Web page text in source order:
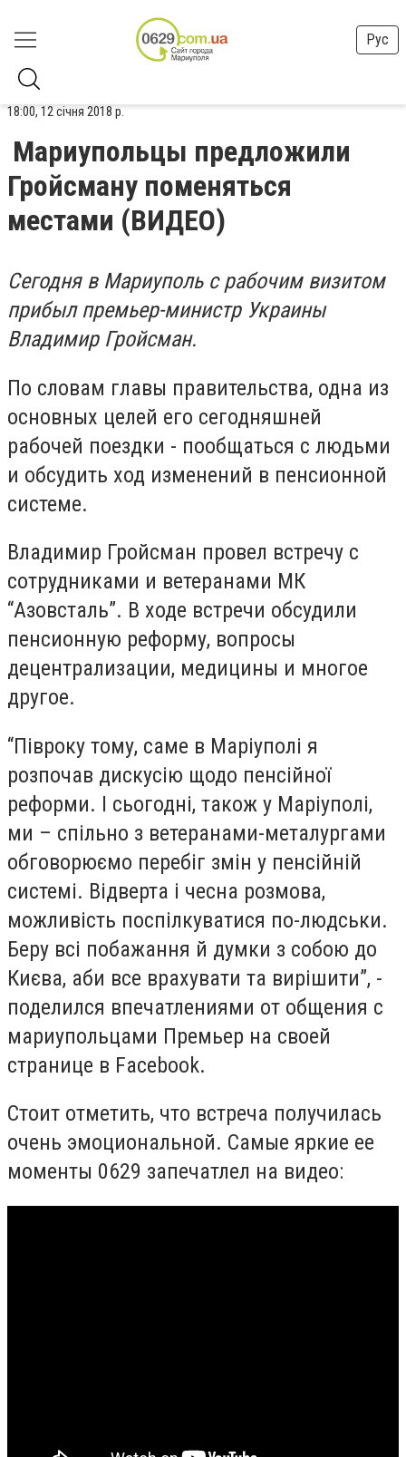
Рус
18:00, 12 січня 2018 р.
Мариупольцы предложили
Гройсману поменяться
местами (ВИДЕО)
Сегодня в Мариуполь с рабочим визитом
прибыл премьер-министр Украины
Владимир Гройсман.
По словам главы правительства, одна из
основных целей его сегодняшней
рабочей поездки - пообщаться с людьми
и обсудить ход изменений в пенсионной
системе.
Владимир Гройсман провел встречу с
сотрудниками и ветеранами МК
“Азовсталь”. В ходе встречи обсудили
пенсионную реформу, вопросы
децентрализации, медицины и многое
другое.
“Півроку тому, саме в Маріуполі я
розпочав дискусію щодо пенсійної
реформи. І сьогодні, також у Маріуполі,
ми – спільно з ветеранами-металургами
обговорюємо перебіг змін у пенсійній
системі. Відверта і чесна розмова,
можливість поспілкуватися по-людськи.
Беру всі побажання й думки з собою до
Києва, аби все врахувати та вирішити”, -
поделился впечатлениями от общения с
мариупольцами Премьер на своей
странице в Facebook.
Стоит отметить, что встреча получилась
очень эмоциональной. Самые яркие ее
моменты 0629 запечатлел на видео: